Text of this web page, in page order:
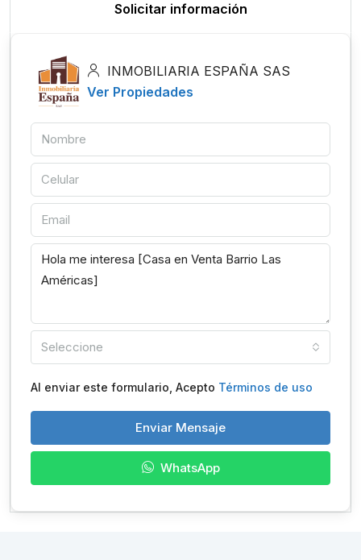
Solicitar información
INMOBILIARIA ESPAÑA SAS
Ver Propiedades
Seleccione
Al enviar este formulario, Acepto Términos de uso
Enviar Mensaje
WhatsApp